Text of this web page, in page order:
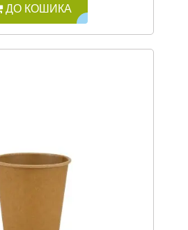
ДО КОШИКА